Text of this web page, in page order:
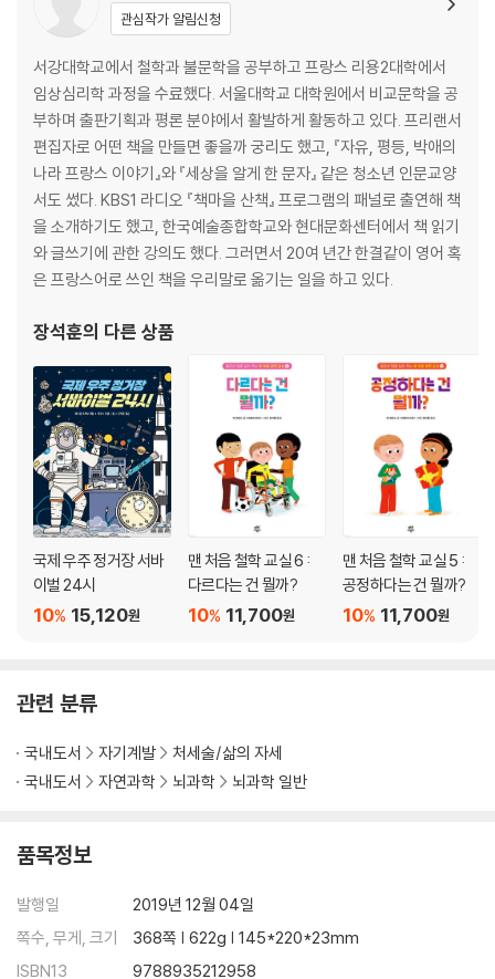
포기하면 결국 아무것도 없다
더 많은 동기 부여를! 더 유익한 피드백을!
이것이 바로 승리했을 때의 뇌
자신감과 불안감은 사회적으로 만들어진다
현실은 만만하지 않고 우리는 자꾸만 작아지고
행운을 잡고 싶다면 먼저 그럴 수 있다고 믿어야 한다
그들이 운이 좋은 진짜 이유
당신의 행운에 시비 거는 사람을 무시하라
*자신감도 의욕도 없는 당신에게
6장. 노력을 이기는 재능, 재능을 이기는 행운
-유전자보다 강한 노력형 행운의 힘
우선은 운을 타고난 유전자가 필요하다
1만 시간 법칙을 이기는 유전자의 힘
유전자를 계발할 수 있는 자원을 확보하라
자신이 이미 잘하고 있는 일을 찾기
또라이 기질과 자기효능감이라는 무기
*노력해도 소용없다고 생각하는 당신에게
7장. 무기력해지는 대신 자신을 돌아보라
-자제력이 어떻게 행운을 가져오는가
자제력도 학습이 가능할까
자신을 바꾸는 일은 언제나 어렵다
살을 뺀다고 행복해지지는 않지만
인생의 규칙을 잘 제어하는 요령
8장. 꼬인 관계와 운이 풀린다!
우리에게는 다른 사람이 필요해
관심작가 알림신청
서강대학교에서 철학과 불문학을 공부하고 프랑스 리용2대학에서
임상심리학 과정을 수료했다. 서울대학교 대학원에서 비교문학을 공
부하며 출판기획과 평론 분야에서 활발하게 활동하고 있다. 프리랜서
편집자로 어떤 책을 만들면 좋을까 궁리도 했고, 『자유, 평등, 박애의
나라 프랑스 이야기』와 『세상을 알게 한 문자』 같은 청소년 인문교양
서도 썼다. KBS1 라디오 『책마을 산책』 프로그램의 패널로 출연해 책
을 소개하기도 했고, 한국예술종합학교와 현대문화센터에서 책 읽기
와 글쓰기에 관한 강의도 했다. 그러면서 20여 년간 한결같이 영어 혹
은 프랑스어로 쓰인 책을 우리말로 옮기는 일을 하고 있다.
장석훈의 다른 상품
국제 우주 정거장 서바
이벌 24시
15,120원
10%
맨 처음 철학 교실 6 :
다르다는 건 뭘까?
11,700원
10%
맨 처음 철학 교실 5 :
공정하다는 건 뭘까?
11,700원
10%
관련 분류
국내도서 자기계발
처세술/삶의 자세
국내도서
자연과학 뇌과학 뇌과학 일반
품목정보
발행일
2019년 12월 04일
쪽수, 무게, 크기
368쪽 | 622g | 145*220*23mm
ISBN13
9788935212958